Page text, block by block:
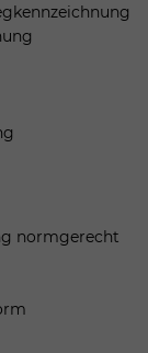
normgerecht